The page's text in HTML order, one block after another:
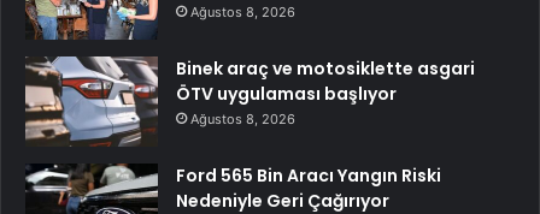
Ağustos 8, 2026
Binek araç ve motosiklette asgari
ÖTV uygulaması başlıyor
Ağustos 8, 2026
Ford 565 Bin Aracı Yangın Riski
Nedeniyle Geri Çağırıyor